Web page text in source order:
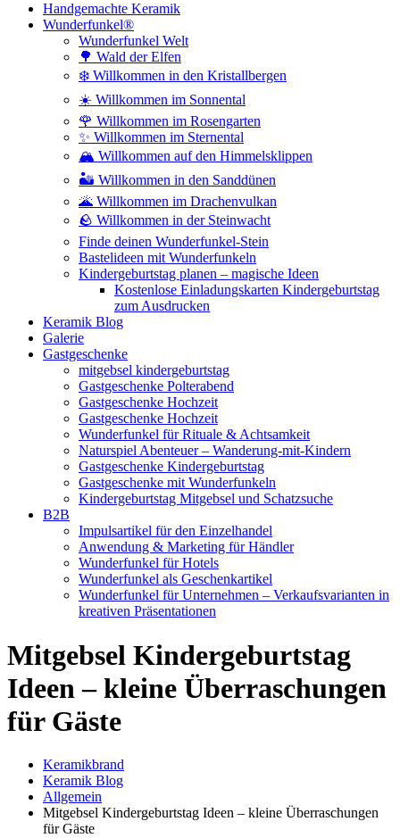
Handgemachte Keramik
Wunderfunkel®
Wunderfunkel Welt
🌳 Wald der Elfen
❄️ Willkommen in den Kristallbergen
☀️ Willkommen im Sonnental
🌹 Willkommen im Rosengarten
✨ Willkommen im Sternental
🏔️ Willkommen auf den Himmelsklippen
🏜️ Willkommen in den Sanddünen
🌋 Willkommen im Drachenvulkan
🪨 Willkommen in der Steinwacht
Finde deinen Wunderfunkel-Stein
Bastelideen mit Wunderfunkeln
Kindergeburtstag planen – magische Ideen
Kostenlose Einladungskarten Kindergeburtstag
zum Ausdrucken
Keramik Blog
Galerie
Gastgeschenke
mitgebsel kindergeburtstag
Gastgeschenke Polterabend
Gastgeschenke Hochzeit
Gastgeschenke Hochzeit
Wunderfunkel für Rituale & Achtsamkeit
Naturspiel Abenteuer – Wanderung-mit-Kindern
Gastgeschenke Kindergeburtstag
Gastgeschenke mit Wunderfunkeln
Kindergeburtstag Mitgebsel und Schatzsuche
B2B
Impulsartikel für den Einzelhandel
Anwendung & Marketing für Händler
Wunderfunkel für Hotels
Wunderfunkel als Geschenkartikel
Wunderfunkel für Unternehmen – Verkaufsvarianten in
kreativen Präsentationen
Mitgebsel Kindergeburtstag
Ideen – kleine Überraschungen
für Gäste
Keramikbrand
Keramik Blog
Allgemein
Mitgebsel Kindergeburtstag Ideen – kleine Überraschungen
für Gäste